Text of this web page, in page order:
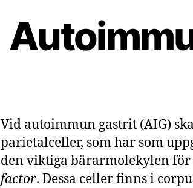
Vid autoimmun gastrit (AIG)
parietalceller, som har som
den viktiga bärarmolekylen
factor. Dessa celler finns i